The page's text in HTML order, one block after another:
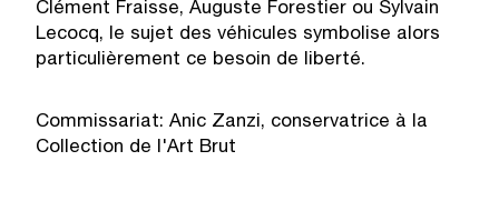
Clément Fraisse, Auguste Forestier ou Sylvain
Lecocq, le sujet des véhicules symbolise alors
particulièrement ce besoin de liberté.
Commissariat: Anic Zanzi, conservatrice à la
Collection de l'Art Brut